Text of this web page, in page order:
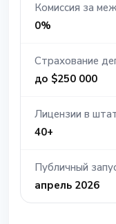
Комиссия за
0%
Страхование
до $250 000
Лицензии в
40+
Публичный
апрель 2026